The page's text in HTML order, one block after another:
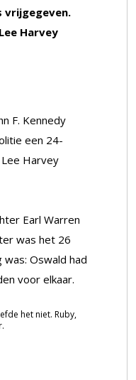
vrijgegeven.
Harvey
F. Kennedy
een 24-
Harvey
Earl Warren
was het 26
Oswald had
voor elkaar.
het niet. Ruby,